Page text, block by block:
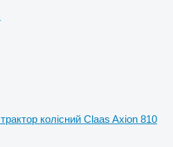
трактор колісний Claas Axion 810